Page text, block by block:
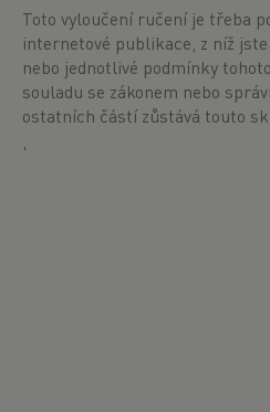
Toto vyloučení ručení je třeba
internetové publikace, z níž
nebo jednotlivé podmínky
souladu se zákonem nebo
ostatních částí zůstává touto
'